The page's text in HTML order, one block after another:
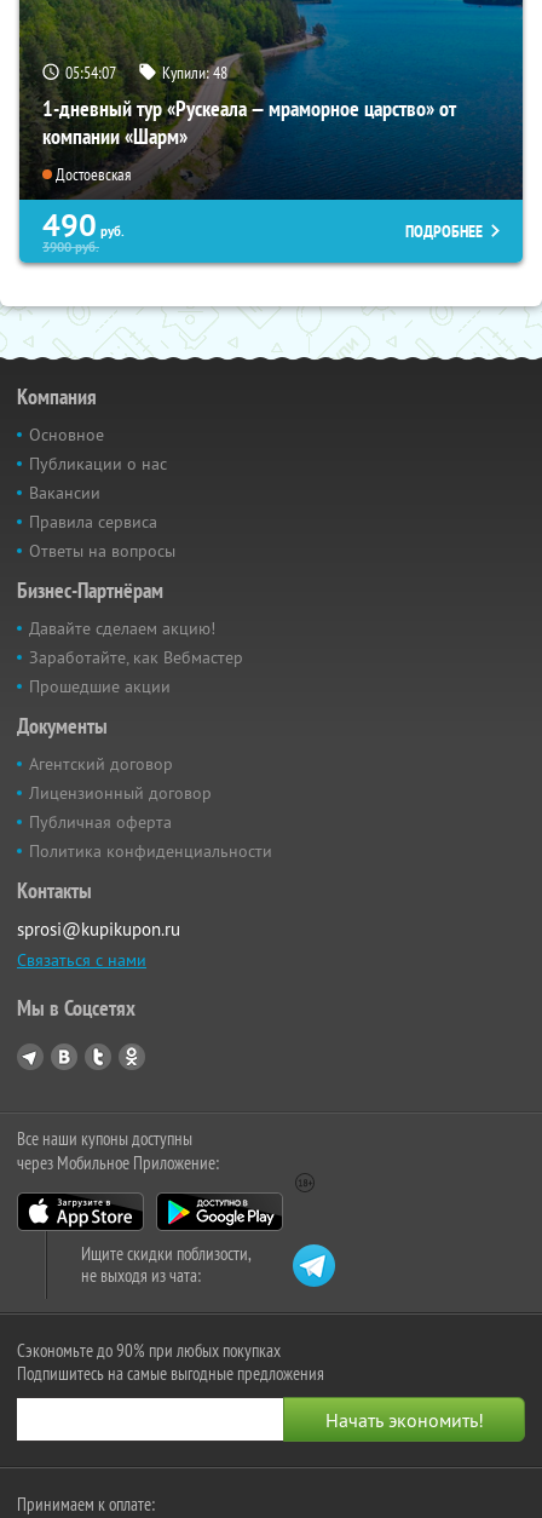
05:54:06 Купили:48
1-дневный тур «Рускеала — мраморное царство» от
компании «Шарм»
Достоевская
490 руб.
3900руб.
ПОДРОБНЕЕ
Компания
Основное
Публикации о нас
Вакансии
Правила сервиса
Ответы на вопросы
Бизнес-Партнёрам
Давайте сделаем акцию!
Заработайте, как Вебмастер
Прошедшие акции
Документы
Агентский договор
Лицензионный договор
Публичная оферта
Политика конфиденциальности
Контакты
sprosi@kupikupon.ru
Связаться с нами
Мы в Соцсетях
Все наши купоны доступны
через Мобильное Приложение:
Ищите скидки поблизости,
не выходя из чата:
Сэкономьте до 90% при любых покупках
Подпишитесь на самые выгодные предложения
Принимаем к оплате: